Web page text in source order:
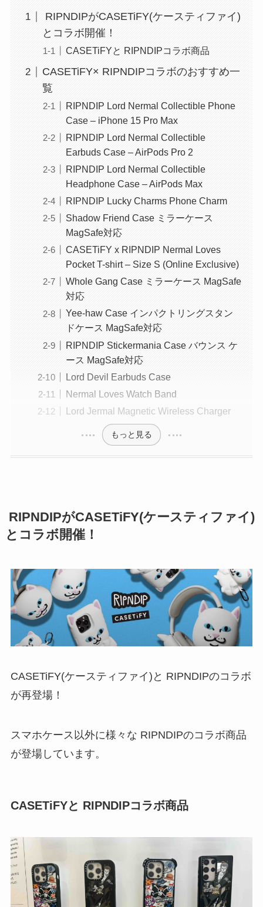
RIPNDIPがCASETiFY(ケースティファイ)
とコラボ開催！
CASETiFYと RIPNDIPコラボ商品
CASETiFY× RIPNDIPコラボのおすすめ一
覧
RIPNDIP Lord Nermal Collectible Phone
Case – iPhone 15 Pro Max
RIPNDIP Lord Nermal Collectible
Earbuds Case – AirPods Pro 2
RIPNDIP Lord Nermal Collectible
Headphone Case – AirPods Max
RIPNDIP Lucky Charms Phone Charm
Shadow Friend Case ミラーケース
MagSafe対応
CASETiFY x RIPNDIP Nermal Loves
Pocket T-shirt – Size S (Online Exclusive)
Whole Gang Case ミラーケース MagSafe
対応
Yee-haw Case インパクトリングスタン
ドケース MagSafe対応
RIPNDIP Stickermania Case バウンス ケ
ース MagSafe対応
Lord Devil Earbuds Case
Nermal Loves Watch Band
Lord Jermal Magnetic Wireless Charger
もっと見る
RIPNDIPがCASETiFY(ケースティファイ)
とコラボ開催！
CASETiFY(ケースティファイ)と RIPNDIPのコラボ
が再登場！
スマホケース以外に様々な RIPNDIPのコラボ商品
が登場しています。
CASETiFYと RIPNDIPコラボ商品